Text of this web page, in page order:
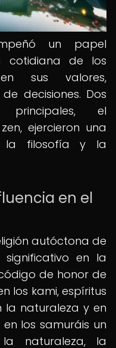
un papel
cotidiana de los
sus valores,
decisiones. Dos
principales, el
ejercieron una
la filosofía y la
en el
autóctona de
en la
de honor de
los kami, espíritus
la naturaleza y en
los samuráis un
naturaleza, la